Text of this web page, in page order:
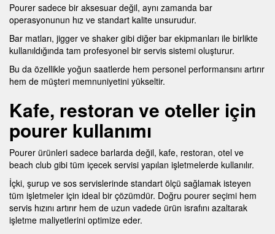
Pourer sadece bir aksesuar değil, aynı zamanda bar
operasyonunun hız ve standart kalite unsurudur.
Bar matları, jigger ve shaker gibi diğer bar ekipmanları ile birlikte
kullanıldığında tam profesyonel bir servis sistemi oluşturur.
Bu da özellikle yoğun saatlerde hem personel performansını artırır
hem de müşteri memnuniyetini yükseltir.
Kafe, restoran ve oteller için
pourer kullanımı
Pourer ürünleri sadece barlarda değil, kafe, restoran, otel ve
beach club gibi tüm içecek servisi yapılan işletmelerde kullanılır.
İçki, şurup ve sos servislerinde standart ölçü sağlamak isteyen
tüm işletmeler için ideal bir çözümdür. Doğru pourer seçimi hem
servis hızını artırır hem de uzun vadede ürün israfını azaltarak
işletme maliyetlerini optimize eder.